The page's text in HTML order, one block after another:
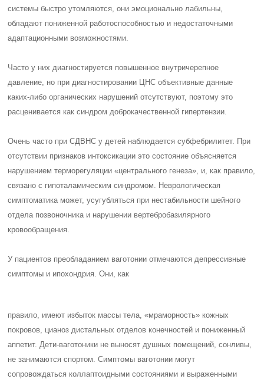
системы быстро утомляются, они эмоционально лабильны,
обладают пониженной работоспособностью и недостаточными
адаптационными возможностями.
Часто у них диагностируется повышенное внутричерепное
давление, но при диагностировании ЦНС объективные данные
каких-либо органических нарушений отсутствуют, поэтому это
расценивается как синдром доброкачественной гипертензии.
Очень часто при СДВНС у детей наблюдается субфебрилитет. При
отсутствии признаков интоксикации это состояние объясняется
нарушением терморегуляции «центрального генеза», и, как правило,
связано с гипоталамическим синдромом. Неврологическая
симптоматика может, усугубляться при нестабильности шейного
отдела позвоночника и нарушении вертебробазилярного
кровообращения.
У пациентов преобладанием ваготонии отмечаются депрессивные
симптомы и ипохондрия. Они, как
правило, имеют избыток массы тела, «мраморность» кожных
покровов, цианоз дистальных отделов конечностей и пониженный
аппетит. Дети-ваготоники не выносят душных помещений, сонливы,
не занимаются спортом. Симптомы ваготонии могут
сопровождаться коллаптоидными состояниями и выраженными